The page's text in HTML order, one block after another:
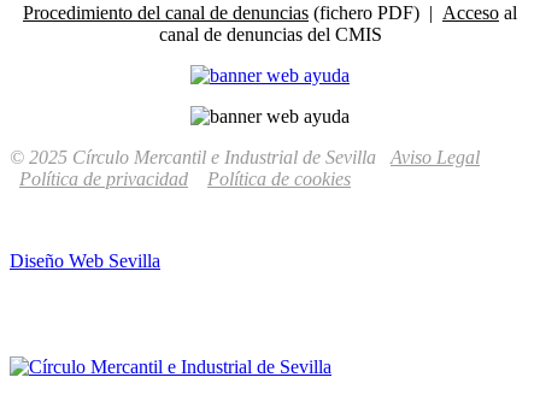
Procedimiento del canal de denuncias (fichero PDF) | Acceso al
canal de denuncias del CMIS
© 2025 Círculo Mercantil e Industrial de Sevilla Aviso Legal
Política de privacidad
Política de cookies
Diseño Web Sevilla